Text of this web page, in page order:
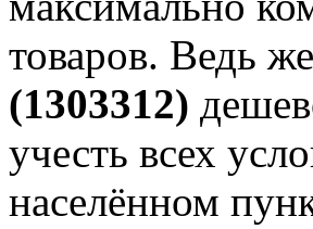
товаров. Ведь
(1303312)
учесть всех
населённом